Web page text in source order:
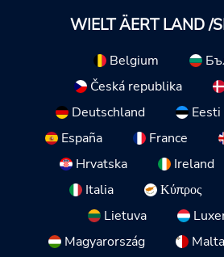
WIELT ÄERT LAND /
Belgium
Česká republika
Deutschland
Eesti
España
France
Hrvatska
Ireland
Italia
Κύπρος
Lietuva
Magyarország
Malta